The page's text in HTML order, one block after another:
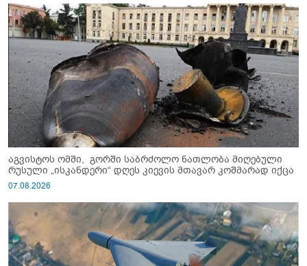
აგვისტოს ომში, გორში საბრძოლო ნათლობა მიღებული
რუსული „ისკანდერი“ დღეს კიევის მთავარ კოშმარად იქცა
07.08.2026